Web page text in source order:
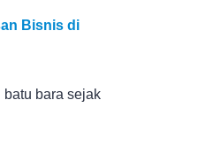
Bisnis di
bara sejak